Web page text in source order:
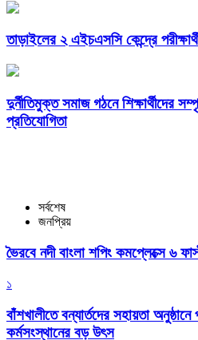
তাড়াইলের ২ এইচএসসি কেন্দ্রে
দুর্নীতিমুক্ত সমাজ গঠনে শিক্ষার্থীদের
প্রতিযোগিতা
সর্বশেষ
জনপ্রিয়
ভৈরবে নদী বাংলা শপিং কমপ্লেক্সে ৬
১
বাঁশখালীতে বন্যার্তদের সহায়তা
কর্মসংস্থানের বড় উৎস